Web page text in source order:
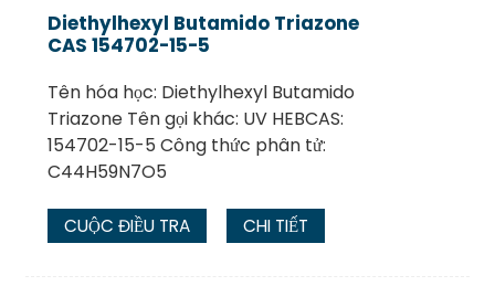
Diethylhexyl Butamido Triazone
CAS 154702-15-5
Tên hóa học: Diethylhexyl Butamido
Triazone Tên gọi khác: UV HEBCAS:
154702-15-5 Công thức phân tử:
C44H59N7O5
CUỘC ĐIỀU TRA CHI TIẾT